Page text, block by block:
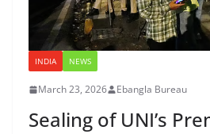
INDIA NEWS
March 23, 2026 Ebangla Bureau
Sealing of UNI’s